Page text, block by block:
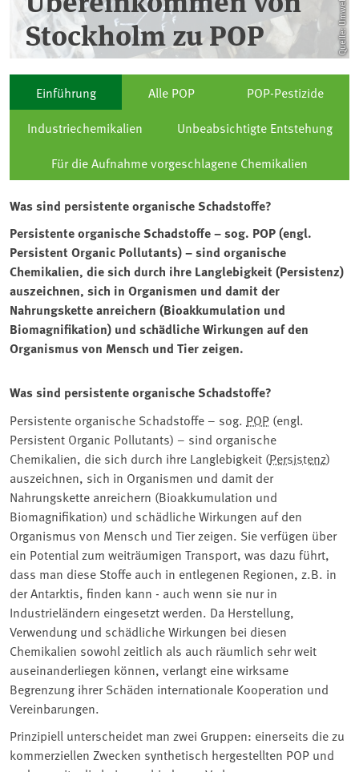
Stockholm zu POP
Einführung Alle POP
POP-Pestizide
Industriechemikalien
Unbeabsichtigte Entstehung
Für die Aufnahme vorgeschlagene Chemikalien
Was sind persistente organische Schadstoffe?
Persistente organische Schadstoffe – sog. ⁠POP⁠ (engl.
Persistent Organic Pollutants) – sind organische
Chemikalien, die sich durch ihre Langlebigkeit (⁠Persistenz⁠)
auszeichnen, sich in Organismen und damit der
Nahrungskette anreichern (Bioakkumulation und
Biomagnifikation) und schädliche Wirkungen auf den
Organismus von Mensch und Tier zeigen.
Was sind persistente organische Schadstoffe?
Persistente organische Schadstoffe – sog. ⁠ POP ⁠ (engl.
Persistent Organic Pollutants) – sind organische
Chemikalien, die sich durch ihre Langlebigkeit (⁠Persistenz⁠)
auszeichnen, sich in Organismen und damit der
Nahrungskette anreichern (Bioakkumulation und
Biomagnifikation) und schädliche Wirkungen auf den
Organismus von Mensch und Tier zeigen. Sie verfügen über
ein Potential zum weiträumigen Transport, was dazu führt,
dass man diese Stoffe auch in entlegenen Regionen, z.B. in
der Antarktis, finden kann - auch wenn sie nur in
Industrieländern eingesetzt werden. Da Herstellung,
Verwendung und schädliche Wirkungen bei diesen
Chemikalien sowohl zeitlich als auch räumlich sehr weit
auseinanderliegen können, verlangt eine wirksame
Begrenzung ihrer Schäden internationale Kooperation und
Vereinbarungen.
Prinzipiell unterscheidet man zwei Gruppen: einerseits die zu
kommerziellen Zwecken synthetisch hergestellten POP und